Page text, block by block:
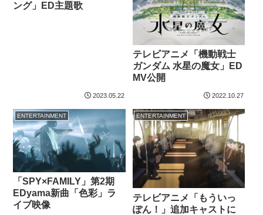
ング」ED主題歌
2023.05.22
テレビアニメ「機動戦士
ガンダム 水星の魔女」ED
MV公開
2022.10.27
ENTERTAINMENT
「SPY×FAMILY」第2期
EDyama新曲「色彩」ラ
イブ映像
ENTERTAINMENT
テレビアニメ「もういっ
ぽん！」追加キャストに